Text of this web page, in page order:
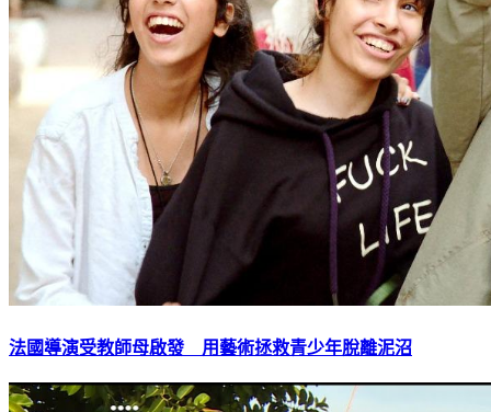
法國導演受教師母啟發 用藝術拯救青少年脫離泥沼